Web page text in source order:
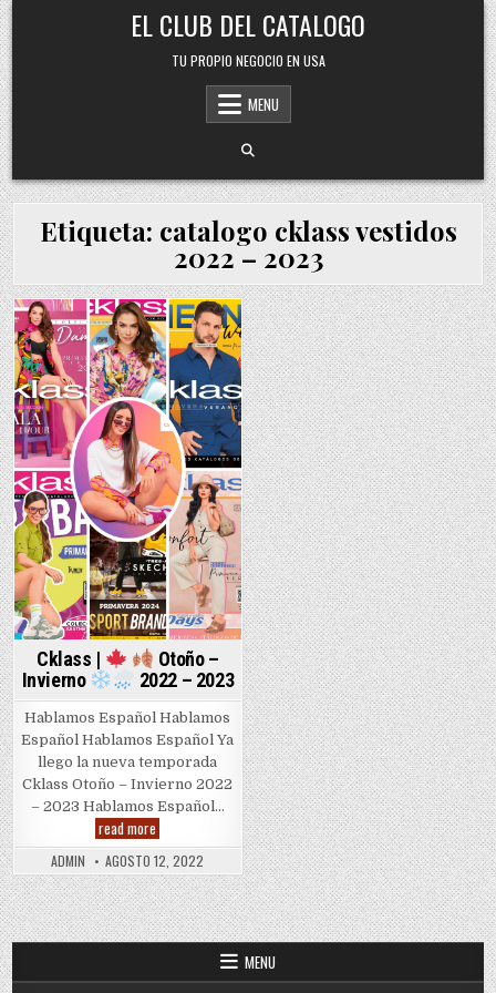
Skip
to
content
EL CLUB DEL CATALOGO
TU PROPIO NEGOCIO EN USA
MENU
Etiqueta: catalogo cklass vestidos
2022 – 2023
Posted
in
Cklass |
Otoño –
Invierno
2022 – 2023
Hablamos Español Hablamos
Español Hablamos Español Ya
llego la nueva temporada
Cklass Otoño – Invierno 2022
– 2023 Hablamos Español…
read more
|
Otoño
–
Invierno
2023
ADMIN AGOSTO 12, 2022
MENU